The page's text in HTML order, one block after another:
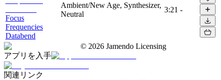
Focus
Frequencies
Databend
Ambient/New Age, Synthesizer,
Neutral
3:21 -
© 2026 Jamendo Licensing
アプリを入手
関連リンク